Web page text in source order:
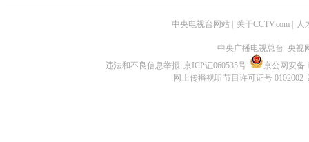
中央电视台网站 关于CCTV.com 人
中央广播电视总台 央视
违法和不良信息举报 京ICP证060535号
京公网安备
网上传播视听节目许可证号 0102002